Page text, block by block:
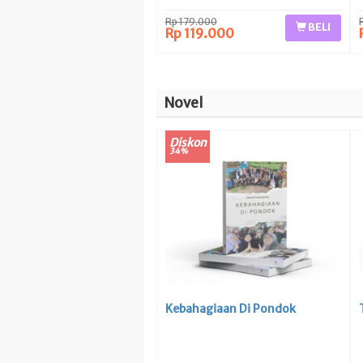
Rp 179.000
Rp 119.000 BELI
Novel
Diskon
34%
Kebahagiaan Di Pondok